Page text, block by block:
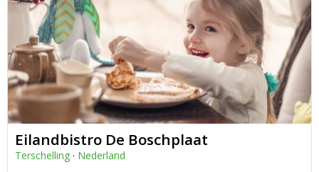
Eilandbistro De Boschplaat
Terschelling · Nederland